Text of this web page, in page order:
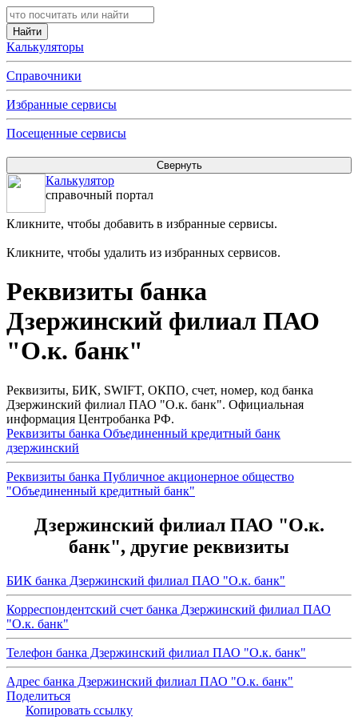
Калькуляторы
Справочники
Избранные сервисы
Посещенные сервисы
Калькулятор
справочный портал
Кликните, чтобы добавить в избранные сервисы.
Кликните, чтобы удалить из избранных сервисов.
Реквизиты банка
Дзержинский филиал ПАО
"О.к. банк"
Реквизиты, БИК, SWIFT, ОКПО, счет, номер, код банка
Дзержинский филиал ПАО "О.к. банк". Официальная
информация Центробанка РФ.
Реквизиты банка Объединенный кредитный банк
дзержинский
Реквизиты банка Публичное акционерное общество
"Объединенный кредитный банк"
Дзержинский филиал ПАО "О.к.
банк", другие реквизиты
БИК банка Дзержинский филиал ПАО "О.к. банк"
Корреспондентский счет банка Дзержинский филиал ПАО
"О.к. банк"
Телефон банка Дзержинский филиал ПАО "О.к. банк"
Адрес банка Дзержинский филиал ПАО "О.к. банк"
Поделиться
Копировать ссылку